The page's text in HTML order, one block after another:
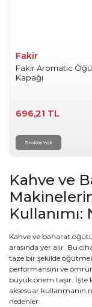
Fakir
Fakir Aromatic
Kapağı
696,21 TL
Stokta Yok
Kahve ve
Kahve ve baharat
arasında yer alır. Bu
taze bir şekilde
performansını ve
büyük önem taşır.
aksesuar kullanmanın
nedenler: